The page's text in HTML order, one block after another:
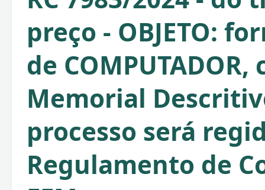
preço - OBJETO:
de
Memorial
processo será
Regulamento de